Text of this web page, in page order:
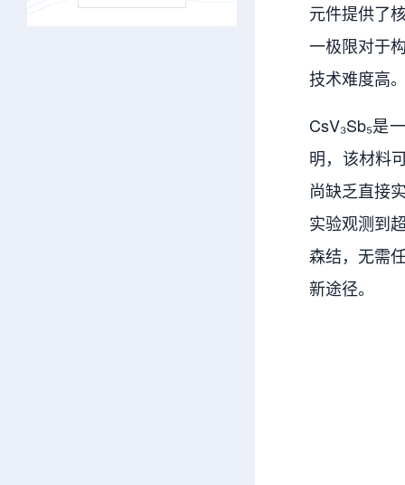
元件提供了
一极限对于
技术难度高
CsV₃Sb₅是
明，该材料
尚缺乏直接
实验观测到
森结，无需
新途径。